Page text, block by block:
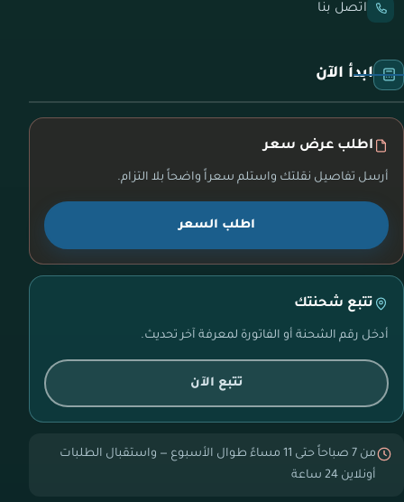
اتصل بنا
ابدأ الآن
اطلب عرض سعر
أرسل تفاصيل نقلتك واستلم سعراً واضحاً بلا التزام.
اطلب السعر
تتبع شحنتك
أدخل رقم الشحنة أو الفاتورة لمعرفة آخر تحديث.
تتبع الآن
من 7 صباحاً حتى 11 مساءً طوال الأسبوع — واستقبال الطلبات
أونلاين 24 ساعة